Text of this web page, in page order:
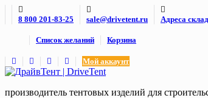
Skip
8 800 201-83-25 sale@drivetent.ru Адреса
Список желаний Корзина
Мой аккаунт
производитель тентовых изделий для